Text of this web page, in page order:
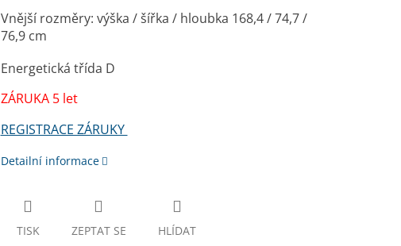
Vnější rozměry: výška / šířka / hloubka 168,4 / 74,7 /
76,9 cm
Energetická třída D
ZÁRUKA 5 let
REGISTRACE ZÁRUKY
Detailní informace
TISK ZEPTAT SE HLÍDAT